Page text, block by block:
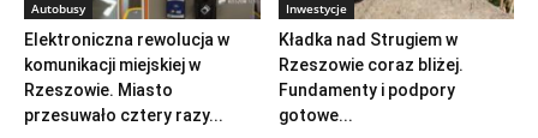
Autobusy
Elektroniczna rewolucja w
komunikacji miejskiej w
Rzeszowie. Miasto
przesuwało cztery razy...
Inwestycje
Kładka nad Strugiem w
Rzeszowie coraz bliżej.
Fundamenty i podpory
gotowe...